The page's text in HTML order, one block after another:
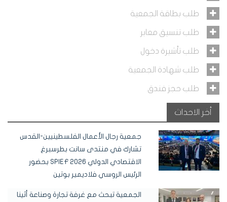
طلب بطاقة الجمعية
طلب تنسيق معابر
طلب تأشيرة دخول
طلب شهادة الجمعية
طلب حجز فندق
أخر الاحداث
جمعية رجال الأعمال الفلسطينيين-القدس
تشارك في منتدى سانت بطرسبرغ
الاقتصادي الدولي SPIEF 2026 بحضور
الرئيس الروسي فلاديمير بوتين
الجمعية تبحث مع غرفة تجارة وصناعة أثينا